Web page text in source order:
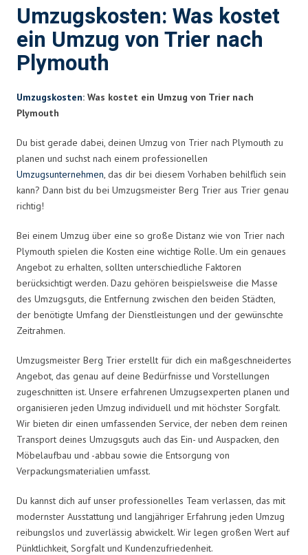
Umzugskosten: Was kostet
ein Umzug von Trier nach
Plymouth
Umzugskosten: Was kostet ein Umzug von Trier nach
Plymouth
Du bist gerade dabei, deinen Umzug von Trier nach Plymouth zu
planen und suchst nach einem professionellen
Umzugsunternehmen, das dir bei diesem Vorhaben behilflich sein
kann? Dann bist du bei Umzugsmeister Berg Trier aus Trier genau
richtig!
Bei einem Umzug über eine so große Distanz wie von Trier nach
Plymouth spielen die Kosten eine wichtige Rolle. Um ein genaues
Angebot zu erhalten, sollten unterschiedliche Faktoren
berücksichtigt werden. Dazu gehören beispielsweise die Masse
des Umzugsguts, die Entfernung zwischen den beiden Städten,
der benötigte Umfang der Dienstleistungen und der gewünschte
Zeitrahmen.
Umzugsmeister Berg Trier erstellt für dich ein maßgeschneidertes
Angebot, das genau auf deine Bedürfnisse und Vorstellungen
zugeschnitten ist. Unsere erfahrenen Umzugsexperten planen und
organisieren jeden Umzug individuell und mit höchster Sorgfalt.
Wir bieten dir einen umfassenden Service, der neben dem reinen
Transport deines Umzugsguts auch das Ein- und Auspacken, den
Möbelaufbau und -abbau sowie die Entsorgung von
Verpackungsmaterialien umfasst.
Du kannst dich auf unser professionelles Team verlassen, das mit
modernster Ausstattung und langjähriger Erfahrung jeden Umzug
reibungslos und zuverlässig abwickelt. Wir legen großen Wert auf
Pünktlichkeit, Sorgfalt und Kundenzufriedenheit.